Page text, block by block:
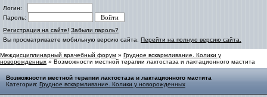
Логин:
Пароль:
Регистрация на сайте! Забыли пароль?
Вы просматриваете мобильную версию сайта. Перейти на полную версию сайта.
Междисциплинарный врачебный форум » Грудное вскармливание. Колики у
новорожденных » Возможности местной терапии лактостаза и лактационного мастита
Возможности местной терапии лактостаза и лактационного мастита
Категория: Грудное вскармливание. Колики у новорожденных